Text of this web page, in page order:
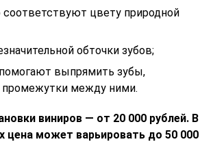
цвету природной
обточки зубов;
выпрямить зубы,
промежутки между ними.
виниров — от 20 000 рублей. В
цена может варьировать до 50 000